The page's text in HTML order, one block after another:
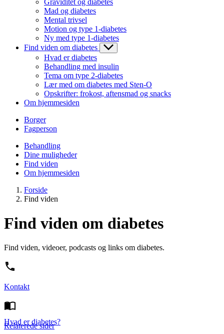
Mad og diabetes
Mental trivsel
Motion og type 1-diabetes
Ny med type 1-diabetes
Find viden om diabetes
Hvad er diabetes
Behandling med insulin
Tema om type 2-diabetes
Lær med om diabetes med Sten-O
Opskrifter: frokost, aftensmad og snacks
Om hjemmesiden
Borger
Fagperson
Behandling
Dine muligheder
Find viden
Om hjemmesiden
Forside
Find viden
Find viden om diabetes
Find viden, videoer, podcasts og links om diabetes.
Kontakt
Relaterede sider
Hvad er diabetes?